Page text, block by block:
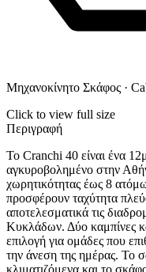
Μηχανοκίνητο Σκάφος ·
Click to view full size
Περιγραφή
Το Cranchi 40 είναι ένα
αγκυροβολημένο στην
χωρητικότητας έως 8
προσφέρουν ταχύτητα
αποτελεσματικά τις
Κυκλάδων. Δύο καμπίνες
επιλογή για ομάδες που
την άνεση της ημέρας. Το
κλιματιζόμενα και το